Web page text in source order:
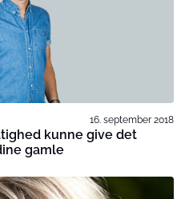
16. september 2018
kunne give det
gamle